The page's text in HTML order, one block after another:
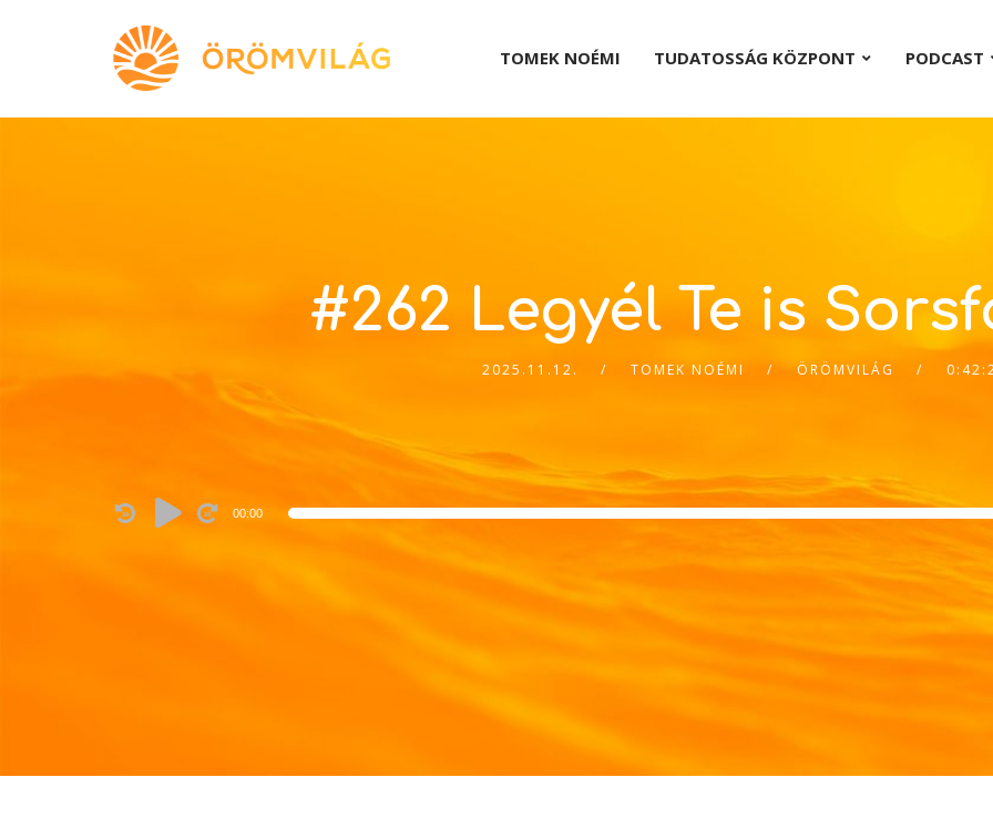
TOMEK NOÉMI TUDATOSSÁG KÖZPONT PODCAST
#262 Legyél Te is
2025.11.12. TOMEK NOÉMI ÖRÖMVILÁG
Audio
Player
00:00